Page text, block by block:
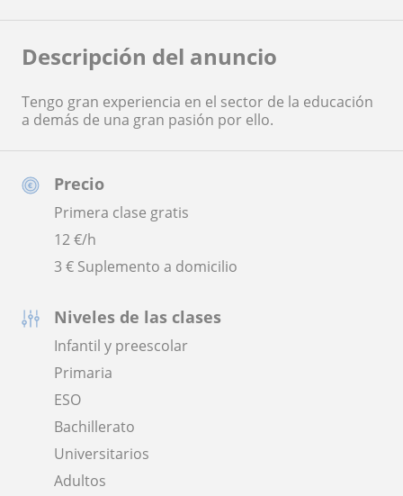
Precio
Primera clase gratis
12€/h
3 € Suplemento a domicilio
Niveles de las clases
Infantil y preescolar
Primaria
ESO
Bachillerato
Universitarios
Adultos
Descripción del anuncio
Tengo gran experiencia en el sector de la educación
a demás de una gran pasión por ello.